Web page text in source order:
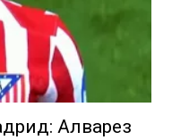
Алварез